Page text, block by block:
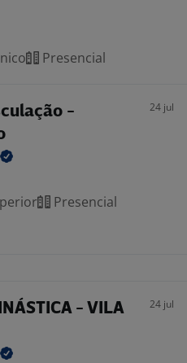
Presencial
-
24 jul
Presencial
- VILA
24 jul